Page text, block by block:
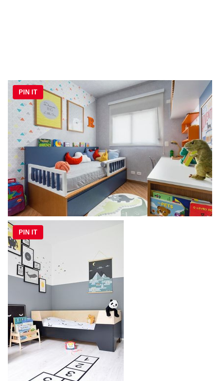
PIN IT
PIN IT